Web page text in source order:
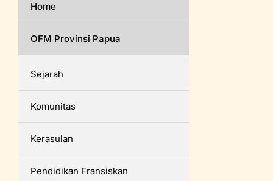
Home
OFM Provinsi Papua
Sejarah
Komunitas
Kerasulan
Pendidikan Fransiskan